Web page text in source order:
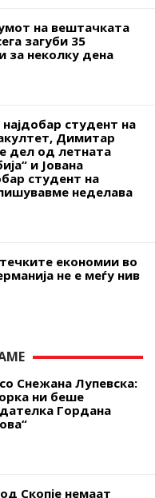
на вештачката
загуби 35
за неколку дена
студент на
Димитар
дел од летната
и Јована
студент на
неделава
економии во
не е меѓу нив
Снежана Лупевска:
ни беше
Гордана
Скопје немаат